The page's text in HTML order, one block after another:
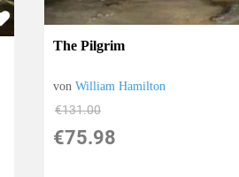
The Pilgrim
vonWilliam Hamilton
€131.00
€75.98